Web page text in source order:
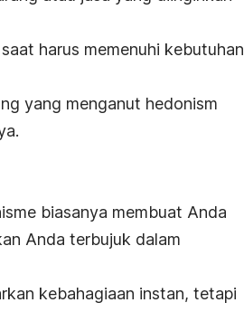
harus memenuhi kebutuhan
yang menganut hedonism
biasanya membuat Anda
Anda terbujuk dalam
kebahagiaan instan, tetapi